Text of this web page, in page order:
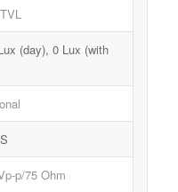
(day), 0 Lux (with
p/75 Ohm